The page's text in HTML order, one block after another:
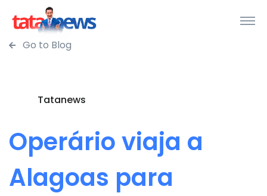
Go to Blog
Tatanews
Operário viaja a
Alagoas para